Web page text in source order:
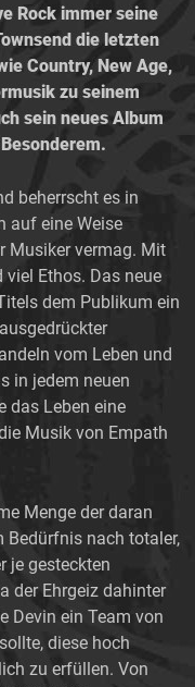
Rock immer seine
die letzten
Country, New Age,
zu seinem
sein neues Album
beherrscht es in
auf eine Weise
Musiker vermag. Mit
Ethos. Das neue
dem Publikum ein
vom Leben und
in jedem neuen
das Leben eine
Musik von Empath
Menge der daran
Bedürfnis nach totaler,
je gesteckten
der Ehrgeiz dahinter
Devin ein Team von
diese hoch
zu erfüllen. Von